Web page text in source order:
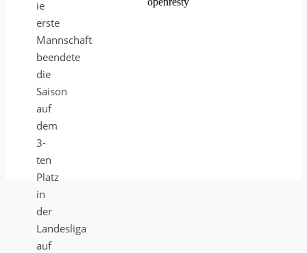
ie
erste
Mannschaft
beendete
die
Saison
auf
dem
3-
ten
Platz
in
der
Landesliga
auf